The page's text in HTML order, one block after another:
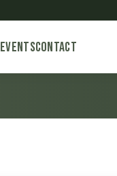
EventsContact